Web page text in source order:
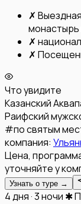
✗
монастырь
✗
✗
Что увидите
Казанский
Раифский
#по святым
компания:
Цена,
уточняйте у
Узнать о туре →
4 дня · 3 ночи ✱